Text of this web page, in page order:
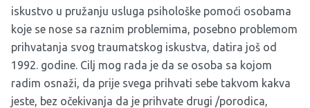
iskustvo u pružanju usluga psihološke pomoći osobama
koje se nose sa raznim problemima, posebno problemom
prihvatanja svog traumatskog iskustva, datira još od
1992. godine. Cilj mog rada je da se osoba sa kojom
radim osnaži, da prije svega prihvati sebe takvom kakva
jeste, bez očekivanja da je prihvate drugi /porodica,